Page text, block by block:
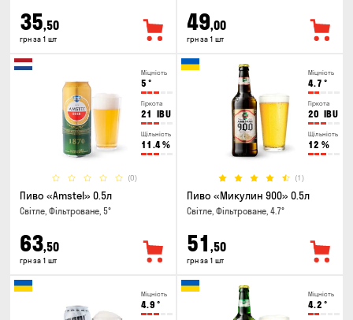
35,50
грн за 1 шт
49,00
грн за 1 шт
Міцність
5 °
Гіркота
21 IBU
Щільність
11.4%
(0)
Пиво «Amstel» 0.5л
Світле, Фільтроване, 5°
63,50
грн за 1 шт
Міцність
4.7 °
Гіркота
20 IBU
Щільність
12 %
(1)
Пиво «Микулин 900» 0.5л
Світле, Фільтроване, 4.7°
51 ,50
грн за 1 шт
Міцність
4.9 °
Міцність
4.2 °